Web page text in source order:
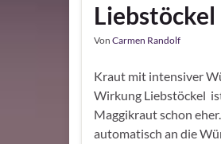
Liebstöckel
Von Carmen Randolf
Kraut mit intensiver
Wirkung Liebstöckel
Maggikraut schon
automatisch an die